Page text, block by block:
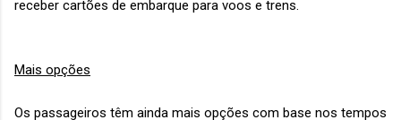
receber cartões de embarque para voos e trens.
Mais opções
Os passageiros têm ainda mais opções com base nos tempos